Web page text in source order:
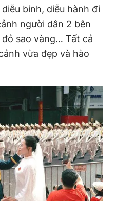
cấp ngày 24.3.2020
Báo Thanh Niên. Cấm sao
có sự chấp thuận bằng văn
JSC.
binh, diễu hành đi
người dân 2 bên
sao vàng… Tất cả
vừa đẹp và hào